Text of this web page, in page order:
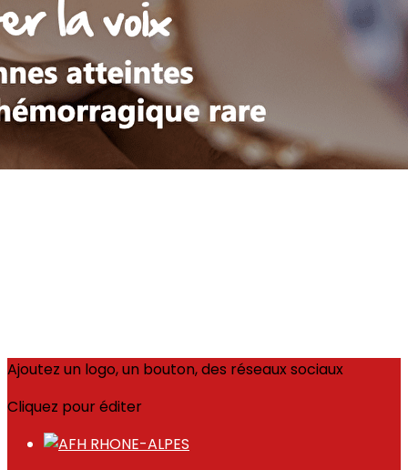
Ajoutez un logo, un bouton, des réseaux sociaux
Cliquez pour éditer